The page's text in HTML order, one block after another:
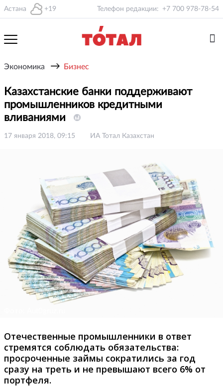
Астана +19 Телефон редакции: +7 700 978-78-54
Экономика → Бизнес
Казахстанские банки поддерживают
промышленников кредитными
вливаниями
17 января 2018, 09:15 ИА Тотал Казахстан
Отечественные промышленники в ответ
стремятся соблюдать обязательства:
просроченные займы сократились за год
сразу на треть и не превышают всего 6% от
портфеля.